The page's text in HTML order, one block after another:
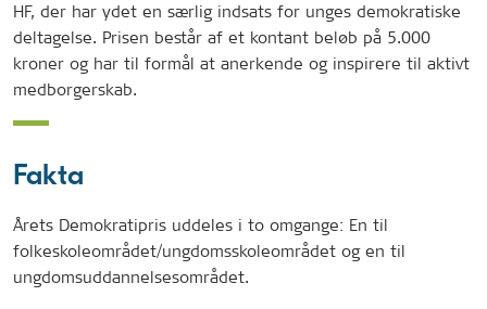
HF, der har ydet en særlig indsats for unges demokratiske
deltagelse. Prisen består af et kontant beløb på 5.000
kroner og har til formål at anerkende og inspirere til aktivt
medborgerskab.
Fakta
Årets Demokratipris uddeles i to omgange: En til
folkeskoleområdet/ungdomsskoleområdet og en til
ungdomsuddannelsesområdet.